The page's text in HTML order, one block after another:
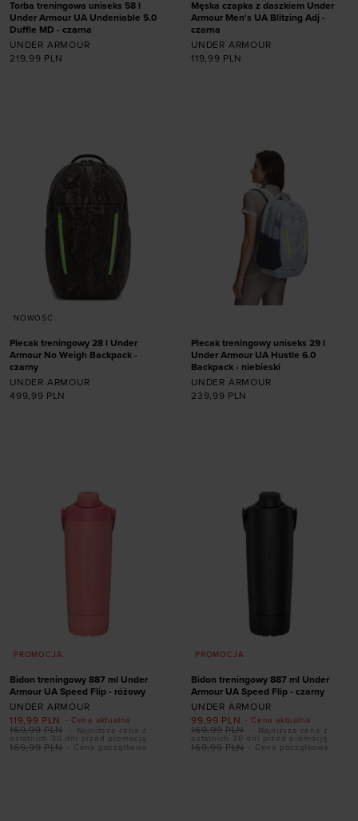
Torba treningowa uniseks 58 l
Under Armour UA Undeniable 5.0
Duffle MD - czarna
UNDER ARMOUR
219,99 PLN
ONE SIZE
Męska czapka z daszkiem Under
Armour Men's UA Blitzing Adj -
czarna
UNDER ARMOUR
119,99 PLN
NOWOŚĆ
Plecak treningowy 28 l Under
Armour No Weigh Backpack -
czarny
UNDER ARMOUR
499,99 PLN
Plecak treningowy uniseks 29 l
Under Armour UA Hustle 6.0
Backpack - niebieski
UNDER ARMOUR
239,99 PLN
PROMOCJA
Bidon treningowy 887 ml Under
Armour UA Speed Flip - różowy
UNDER ARMOUR
- Cena aktualna
119,99 PLN
- Cena początkowa
169,99 PLN
169,99 PLN
- Najniższa cena z
ostatnich 30 dni przed promocją
PROMOCJA
Bidon treningowy 887 ml Under
Armour UA Speed Flip - czarny
UNDER ARMOUR
- Cena aktualna
99,99 PLN
- Cena początkowa
169,99 PLN
169,99 PLN
- Najniższa cena z
ostatnich 30 dni przed promocją